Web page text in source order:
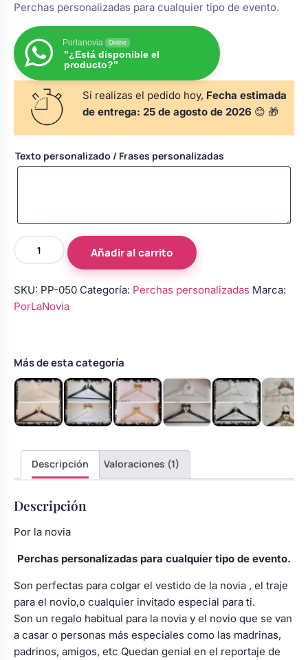
alianzas
porta alianzas
de boda
y pala tarta
damas de honor
floral coche
Perchas de comunión
personalizadas
Rasca y Gana para Comunión:
Sorpresas y Diversión
Detalles de comunión para invitados
Ver todo
Bolsos personalizados
Neceseres personalizados
Otros regalos
Perchas personalizadas para cualquier tipo de evento.
Porlanovia Online
"¿Está disponible el
producto?"
Si realizas el pedido hoy, Fecha estimada
de entrega: 25 de agosto de 2026 😊 🎁
Texto personalizado / Frases personalizadas
lazo
fucsia
personalizado
en
alambre
cantidad
Añadir al carrito
SKU: PP-050 Categoría: Perchas personalizadas Marca:
PorLaNovia
Más de esta categoría
Descripción Valoraciones (1)
Descripción
Por la novia
Perchas personalizadas para cualquier tipo de evento.
Son perfectas para colgar el vestido de la novia , el traje
para el novio,o cualquier invitado especial para ti.
Son un regalo habitual para la novia y el novio que se van
a casar o personas más especiales como las madrinas,
padrinos, amigos, etc Quedan genial en el reportaje de